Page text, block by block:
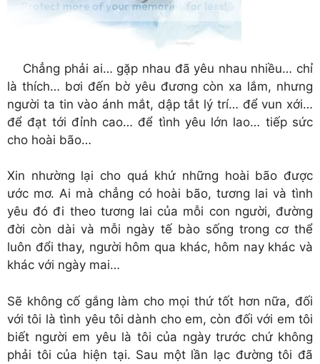
Chẳng phải ai… gặp nhau đã yêu nhau nhiều… chỉ
là thích… bơi đến bờ yêu đương còn xa lắm, nhưng
người ta tin vào ánh mắt, dập tắt lý trí… để vun xới…
để đạt tới đỉnh cao… để tình yêu lớn lao… tiếp sức
cho hoài bão…
Xin nhường lại cho quá khứ những hoài bão được
ước mơ. Ai mà chẳng có hoài bão, tương lai và tình
yêu đó đi theo tương lai của mỗi con người, đường
đời còn dài và mỗi ngày tế bào sống trong cơ thể
luôn đổi thay, người hôm qua khác, hôm nay khác và
khác với ngày mai…
Sẽ không cố gắng làm cho mọi thứ tốt hơn nữa, đối
với tôi là tình yêu tôi dành cho em, còn đối với em tôi
biết người em yêu là tôi của ngày trước chứ không
phải tôi của hiện tại. Sau một lần lạc đường tôi đã